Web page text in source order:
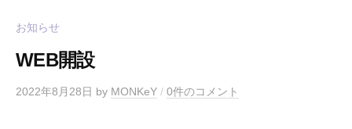
お知らせ
WEB開設
2022年8月28日 by MONKeY / 0件のコメント